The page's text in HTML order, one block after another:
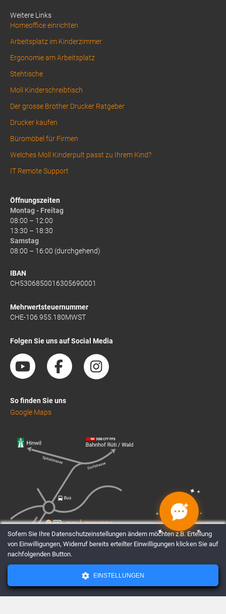
Weitere Links
Homeoffice einrichten
Arbeitsplatz im Kinderzimmer
Ergonomie am Arbeitsplatz
Stehtische
Moll Kinderschreibtisch
Der grosse Brother Drucker Ratgeber
Drucker kaufen
Büromöbel für Firmen
Welches Moll Kinderpult passt zu Ihrem Kind?
IT Remote Support
Öffnungszeiten
Montag - Freitag
08:00 – 12:00
13:30 – 18:30
Samstag
08:00 – 16:00 (durchgehend)
IBAN
CH5306850016305690001
Mehrwertsteuernummer
CHE-106.955.180MWST
Folgen Sie uns auf Social Media
So finden Sie uns
Google Maps
AGBsDatenschutzImpressum
✦
✦
✦
✦
✦
✦
Sofern Sie Ihre Datenschutzeinstellungen ändern möchten z.B. Erteilung
von Einwilligungen, Widerruf bereits erteilter Einwilligungen klicken Sie auf
nachfolgenden Button.
EINSTELLUNGEN